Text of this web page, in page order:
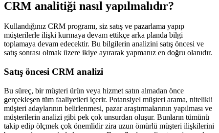
CRM analitiği nasıl yapılmalıdır?
Kullandığınız CRM programı, siz satış ve pazarlama yapıp
müşterilerle ilişki kurmaya devam ettikçe arka planda bilgi
toplamaya devam edecektir. Bu bilgilerin analizini satış öncesi ve
satış sonrası olmak üzere ikiye ayırarak yapmanız en doğru olanıdır.
Satış öncesi CRM analizi
Bu süreç, bir müşteri ürün veya hizmet satın almadan önce
gerçekleşen tüm faaliyetleri içerir. Potansiyel müşteri arama, nitelikli
müşteri adaylarının belirlenmesi, pazar araştırmalarının yapılması ve
müşterilerin analizi gibi pek çok unsurdan oluşur. Bunların tümünü
takip edip ölçmek çok önemlidir zira uzun ömürlü müşteri ilişkilerini